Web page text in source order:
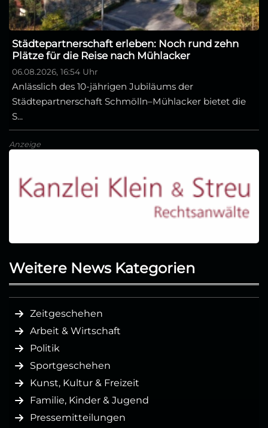
Städtepartnerschaft erleben: Noch rund zehn
Plätze für die Reise nach Mühlacker
06.08.2026, 16:54 Uhr
Anlässlich des 10-jährigen Jubiläums der
Städtepartnerschaft Schmölln–Mühlacker bietet die
S...
Anzeige
Weitere News Kategorien
Zeitgeschehen
Arbeit & Wirtschaft
Politik
Sportgeschehen
Kunst, Kultur & Freizeit
Familie, Kinder & Jugend
Pressemitteilungen